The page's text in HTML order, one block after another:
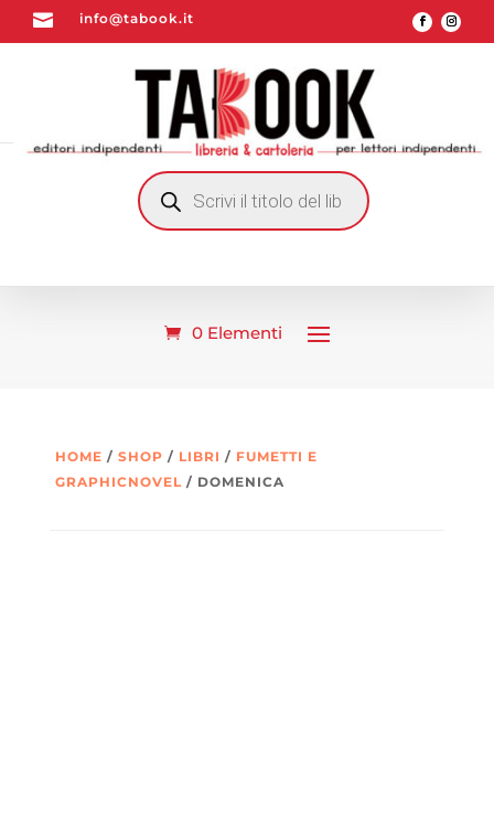
 info@tabook.it
RICERCA
PRODOTTI
0 Elementi
HOME / SHOP / LIBRI / FUMETTI E
GRAPHICNOVEL/ DOMENICA